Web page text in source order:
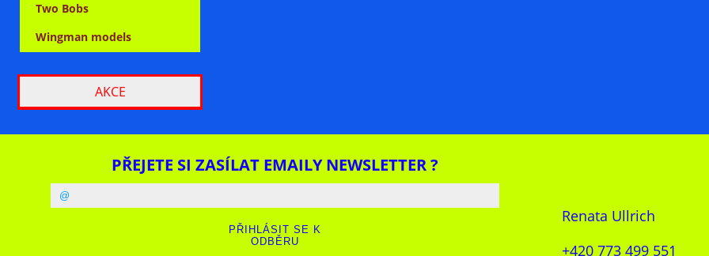
Two Bobs
Wingman models
AKCE
PŘEJETE SI ZASÍLAT EMAILY NEWSLETTER ?
Renata Ullrich
+420 773 499 551